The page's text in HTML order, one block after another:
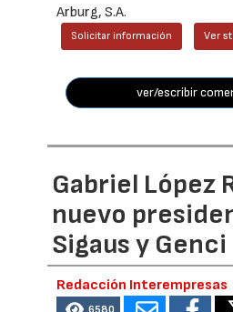
Arburg, S.A.
Solicitar información Ver
ver/escribir
Gabriel López
nuevo
Sigaus y Genci
Redacción Interempresas